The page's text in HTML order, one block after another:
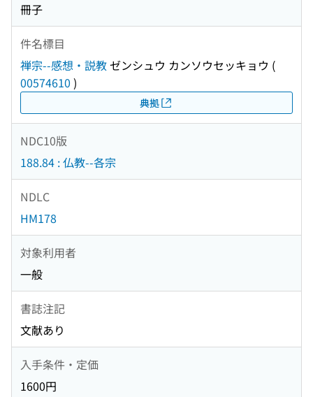
冊子
件名標目
禅宗--感想・説教ゼンシュウ カンソウセッキョウ (
00574610 )
典拠
NDC10版
188.84 : 仏教--各宗
NDLC
HM178
対象利用者
一般
書誌注記
文献あり
入手条件・定価
1600円